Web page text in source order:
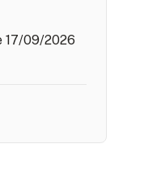
17/09/2026